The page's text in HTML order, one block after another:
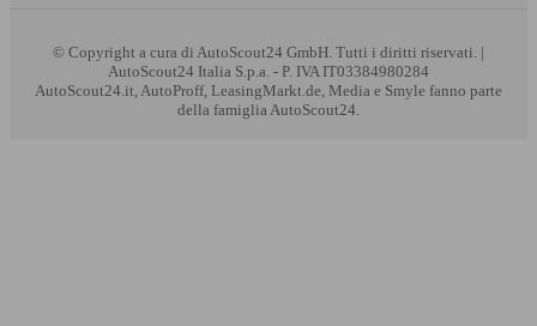
© Copyright a cura di AutoScout24 GmbH. Tutti i diritti riservati. |
AutoScout24 Italia S.p.a. - P. IVA IT03384980284
AutoScout24.it, AutoProff, LeasingMarkt.de, Media e Smyle fanno parte
della famiglia AutoScout24.